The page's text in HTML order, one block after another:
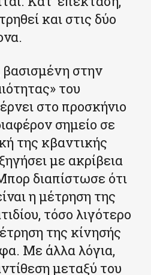
και στις δύο
στην
του
στο προσκήνιο
σημείο σε
της κβαντικής
με ακρίβεια
διαπίστωσε ότι
η μέτρηση της
τόσο λιγότερο
της κίνησής
Με άλλα λόγια,
μεταξύ του